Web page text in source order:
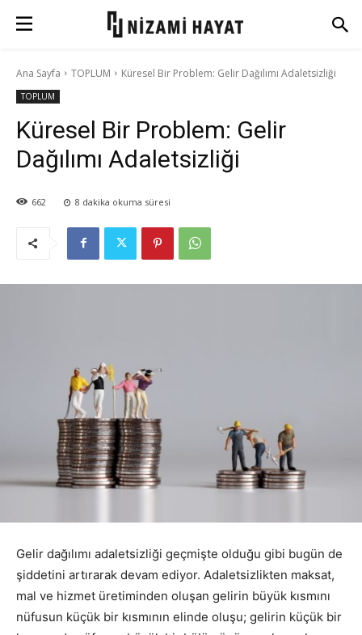
Ana Sayfa TOPLUM Küresel Bir Problem: Gelir Dağılımı Adaletsizliği
TOPLUM
Küresel Bir Problem: Gelir
Dağılımı Adaletsizliği
662 8 dakika okuma süresi
Gelir dağılımı adaletsizliği geçmişte olduğu gibi bugün de
şiddetini artırarak devam ediyor. Adaletsizlikten maksat,
mal ve hizmet üretiminden oluşan gelirin büyük kısmını
nüfusun küçük bir kısmının elinde oluşu; gelirin küçük bir